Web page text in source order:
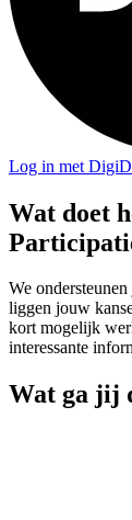
Log in met DigiD
Wat doet
We
liggen jouw
kort mogelijk
interessante
Wat ga jij